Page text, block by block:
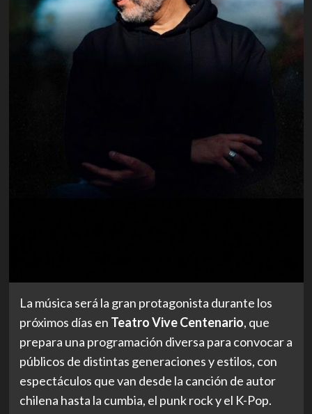
La música será la gran protagonista durante los
próximos días en Teatro Vive Centenario, que
prepara una programación diversa para convocar a
públicos de distintas generaciones y estilos, con
espectáculos que van desde la canción de autor
chilena hasta la cumbia, el punk rock y el K-Pop.